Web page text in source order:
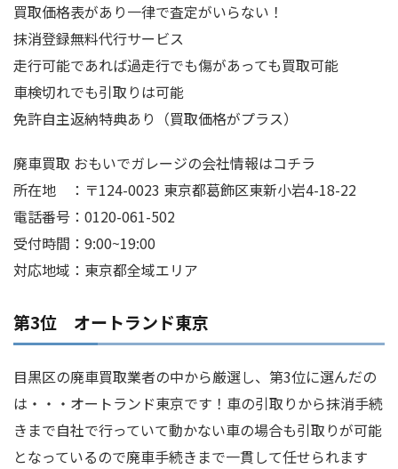
買取価格表があり一律で査定がいらない！
抹消登録無料代行サービス
走行可能であれば過走行でも傷があっても買取可能
車検切れでも引取りは可能
免許自主返納特典あり（買取価格がプラス）
廃車買取 おもいでガレージの会社情報はコチラ
所在地 ：〒124-0023 東京都葛飾区東新小岩4-18-22
電話番号：0120-061-502
受付時間：9:00~19:00
対応地域：東京都全域エリア
第3位 オートランド東京
目黒区の廃車買取業者の中から厳選し、第3位に選んだの
は・・・オートランド東京です！車の引取りから抹消手続
きまで自社で行っていて動かない車の場合も引取りが可能
となっているので廃車手続きまで一貫して任せられます